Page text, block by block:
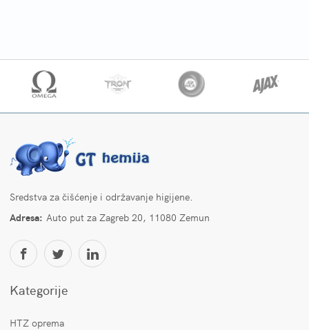
Sredstva za čišćenje i održavanje higijene.
Adresa: Auto put za Zagreb 20, 11080 Zemun
Kategorije
HTZ oprema